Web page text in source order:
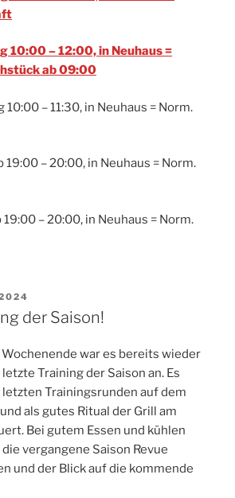
10:00 – 12:00, in Neuhaus =
ab 09:00
10:00 – 11:30, in Neuhaus = Norm.
19:00 – 20:00, in Neuhaus = Norm.
19:00 – 20:00, in Neuhaus = Norm.
der Saison!
war es bereits wieder
Training der Saison an. Es
Trainingsrunden auf dem
als gutes Ritual der Grill am
Bei gutem Essen und kühlen
vergangene Saison Revue
und der Blick auf die kommende